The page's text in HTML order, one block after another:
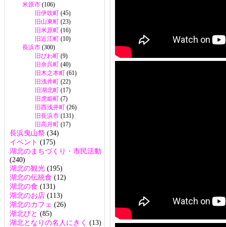
米原市 (106)
旧伊吹町 (45)
旧山東町 (23)
旧米原町 (16)
旧近江町 (10)
長浜市 (300)
旧びわ町 (9)
旧余呉町 (40)
旧木之本町 (61)
旧浅井町 (22)
旧湖北町 (17)
旧虎姫町 (7)
旧西浅井町 (26)
旧長浜市 (131)
旧高月町 (17)
長浜曳山祭 (34)
イベント (175)
湖北のまちづくり・市民活動
(240)
湖北の観光 (195)
湖北の伝統食 (12)
湖北の食 (131)
湖北のお店 (113)
湖北のカフェ (26)
湖北びと (85)
湖北となりの名人にきく (13)